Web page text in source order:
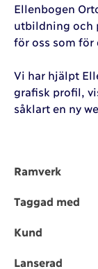
Ellenbogen
utbildning och
för oss som för
Vi har hjälpt
grafisk profil,
såklart en ny
Ramverk
Taggad med
Kund
Lanserad